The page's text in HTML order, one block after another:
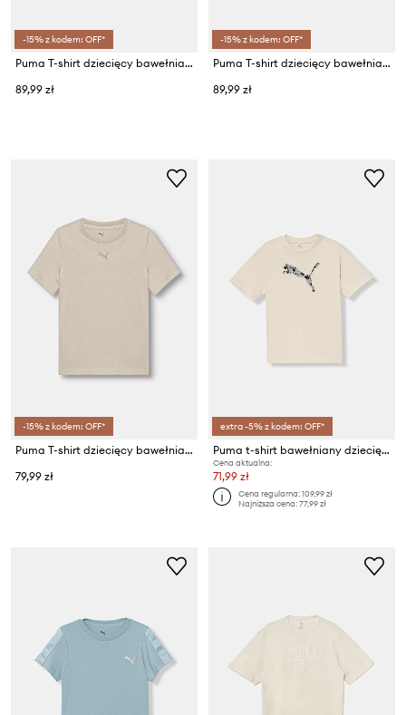
-15% z kodem: OFF*
Puma T-shirt dziecięcy bawełniany ESS SCRIPT Tee
89,99 zł
-15% z kodem: OFF*
Puma T-shirt dziecięcy bawełniany ESS SCRIPT Tee
89,99 zł
-15% z kodem: OFF*
Puma T-shirt dziecięcy bawełniany ESS Centered Cat Logo Tee
79,99 zł
extra -5% z kodem: OFF*
Puma t-shirt bawełniany dziecięcy ESS GRAPHIC Animal
Cena aktualna:
71,99 zł
Cena regularna:109,99 zł
Najniższa cena:77,99 zł